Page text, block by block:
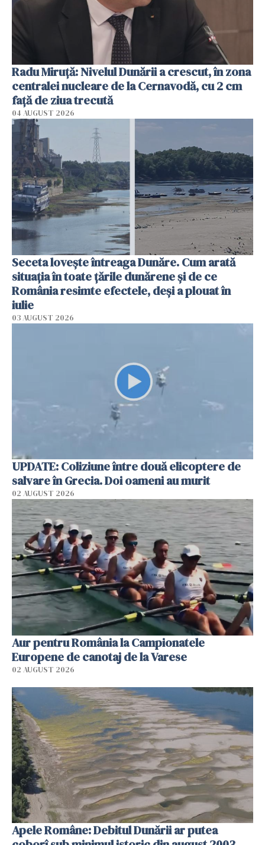
Radu Miruţă: Nivelul Dunării a crescut, în zona
centralei nucleare de la Cernavodă, cu 2 cm
faţă de ziua trecută
04 AUGUST 2026
Seceta lovește întreaga Dunăre. Cum arată
situația în toate țările dunărene și de ce
România resimte efectele, deși a plouat în
iulie
03 AUGUST 2026
UPDATE: Coliziune între două elicoptere de
salvare în Grecia. Doi oameni au murit
02 AUGUST 2026
Aur pentru România la Campionatele
Europene de canotaj de la Varese
02 AUGUST 2026
Apele Române: Debitul Dunării ar putea